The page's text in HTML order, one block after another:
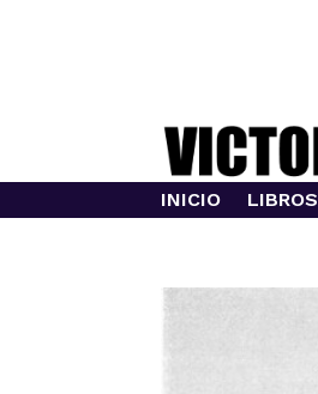
INICIO LIBROS